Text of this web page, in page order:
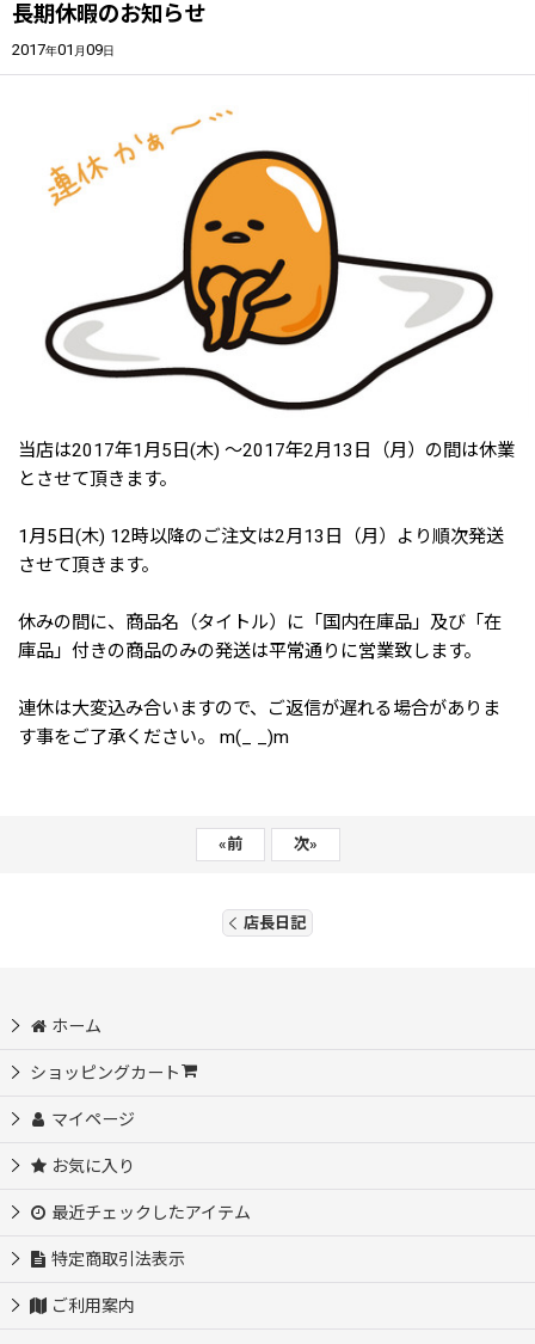
長期休暇のお知らせ
2017年01 月09日
当店は2017年1月5日(木) ～2017年2月13日（月）の間は休業
とさせて頂きます。
1月5日(木) 12時以降のご注文は2月13日（月）より順次発送
させて頂きます。
休みの間に、商品名（タイトル）に「国内在庫品」及び「在
庫品」付きの商品のみの発送は平常通りに営業致します。
連休は大変込み合いますので、ご返信が遅れる場合がありま
す事をご了承ください。 m(_ _)m
«前 次»
店長日記
ホーム
ショッピングカート
マイページ
お気に入り
最近チェックしたアイテム
特定商取引法表示
ご利用案内